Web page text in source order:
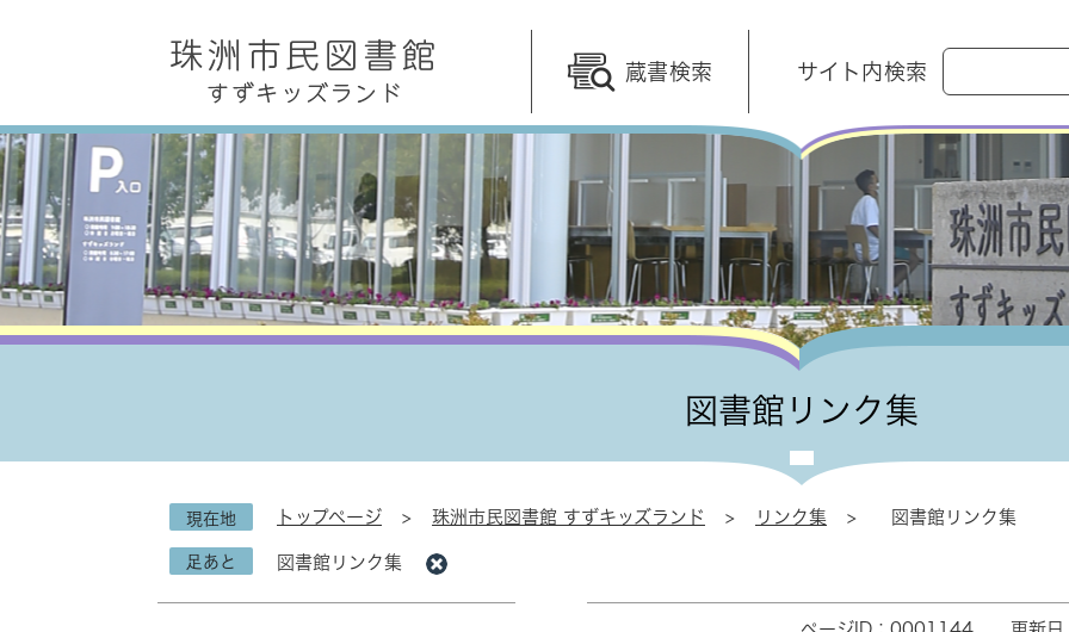
先
頭
で
す
。
を
飛
ば
し
て
本
文
へ
蔵書検索 サイト内検索
o
g
l
カ
ス
タ
ム
検
図書館リンク集
現在地 トップページ > 珠洲市民図書館 すずキッズランド > リンク集 > 図書館リンク集
足あと 図書館リンク集